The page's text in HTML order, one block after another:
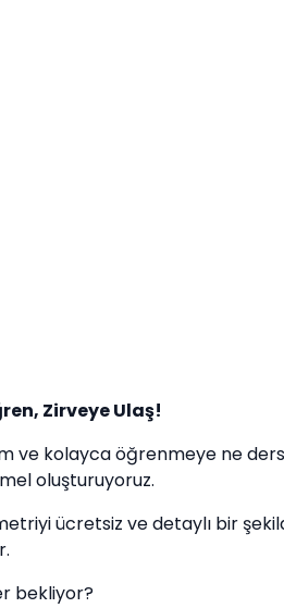
Zirveye Ulaş!
ve kolayca öğrenmeye ne
oluşturuyoruz.
ücretsiz ve detaylı bir
bekliyor?